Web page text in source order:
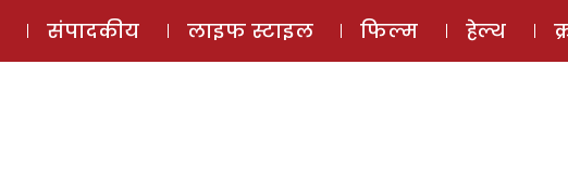
ई-मैगज़ीन
संपादकीय लाइफ स्टाइल फिल्म हेल्थ